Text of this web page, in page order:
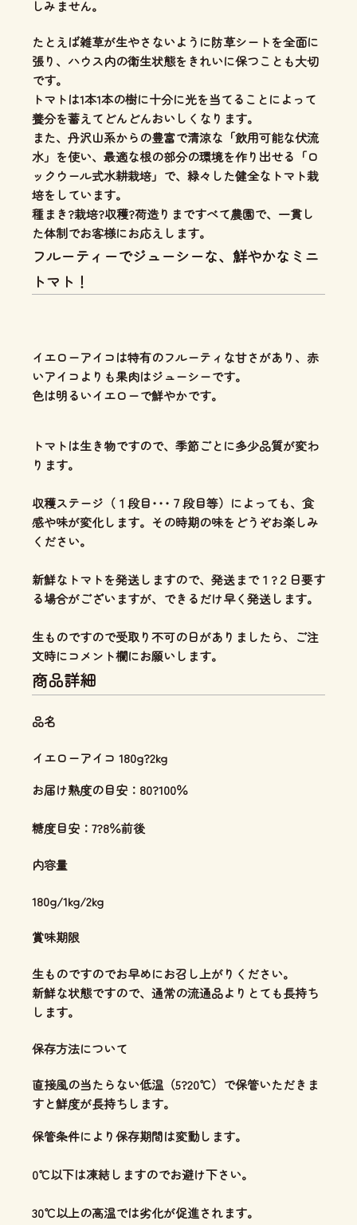
しみません。
たとえば雑草が生やさないように防草シートを全面に
張り、ハウス内の衛生状態をきれいに保つことも大切
です。
トマトは1本1本の樹に十分に光を当てることによって
養分を蓄えてどんどんおいしくなります。
また、丹沢山系からの豊富で清涼な「飲用可能な伏流
水」を使い、 最適な根の部分の環境を作り出せる「ロ
ックウール式水耕栽培」 で、緑々した健全なトマト栽
培をしています。
種まき?栽培?収穫?荷造りまですべて農園で、一貫し
た体制でお客様にお応えします。
フルーティーでジューシーな、鮮やかなミニ
トマト！
イエローアイコは特有のフルーティな甘さがあり、 赤
いアイコよりも果肉はジューシーです。
色は明るいイエローで鮮やかです。
トマトは生き物ですので、季節ごとに多少品質が変わ
ります。
収穫ステージ（１段目･･･７段目等）によっても、食
感や味が変化します。その時期の味をどうぞお楽しみ
ください。
新鮮なトマトを発送しますので、発送まで１?２日要す
る場合がございますが、できるだけ早く発送します。
生ものですので受取り不可の日がありましたら、ご注
文時にコメント欄にお願いします。
商品詳細
品名
イエローアイコ 180g?2kg
お届け熟度の目安：80?100％
糖度目安：7?8％前後
内容量
180g/1kg/2kg
賞味期限
生ものですのでお早めにお召し上がりください。
新鮮な状態ですので、通常の流通品よりとても長持ち
します。
保存方法について
直接風の当たらない低温（5?20℃）で保管いただきま
すと鮮度が長持ちします。
保管条件により保存期間は変動します。
0℃以下は凍結しますのでお避け下さい。
30℃以上の高温では劣化が促進されます。